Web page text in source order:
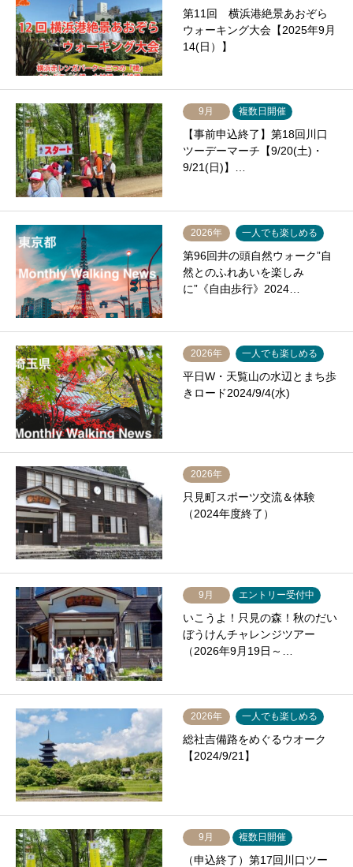
第11回 横浜港絶景あおぞら
ウォーキング大会【2025年9月
14(日）】
9月 複数日開催
【事前申込終了】第18回川口
ツーデーマーチ【9/20(土)・
9/21(日)】…
2026年 一人でも楽しめる
第96回井の頭自然ウォーク”自
然とのふれあいを楽しみ
に”《自由歩行》2024…
2026年 一人でも楽しめる
平日W・天覧山の水辺とまち歩
きロード2024/9/4(水)
2026年
只見町スポーツ交流＆体験
（2024年度終了）
9月 エントリー受付中
いこうよ！只見の森！秋のだい
ぼうけんチャレンジツアー
（2026年9月19日～…
2026年 一人でも楽しめる
総社吉備路をめぐるウオーク
【2024/9/21】
9月 複数日開催
（申込終了）第17回川口ツー